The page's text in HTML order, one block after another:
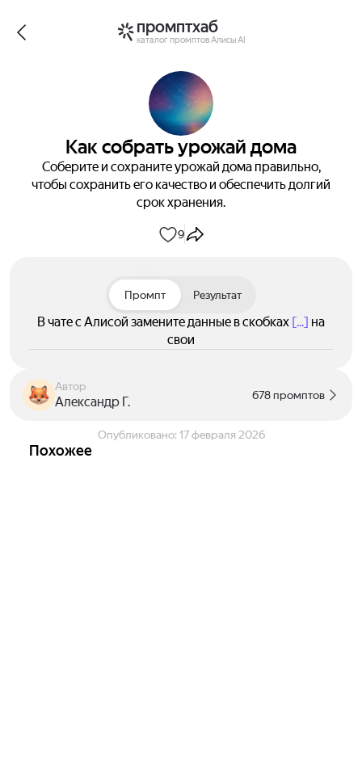
промптхаб
каталог промптов Алисы AI
Как собрать урожай дома
Соберите и сохраните урожай дома правильно,
чтобы сохранить его качество и обеспечить долгий
срок хранения.
9
Промпт Результат
В чате с Алисой замените данные в скобках [...] на
свои
Автор
Александр Г. 678 промптов
Опубликовано: 17 февраля 2026
Похожее